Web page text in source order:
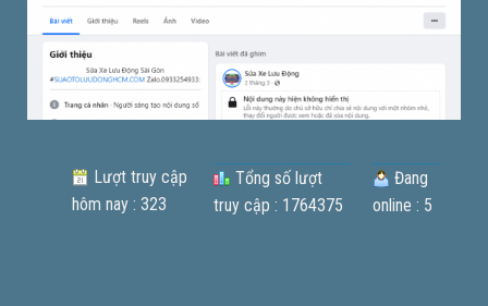
Lượt truy cập
hôm nay : 323
Tổng số lượt
truy cập : 1764375
Đang
online : 5